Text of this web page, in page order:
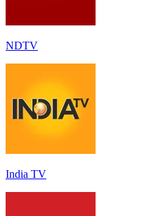
NDTV
India TV